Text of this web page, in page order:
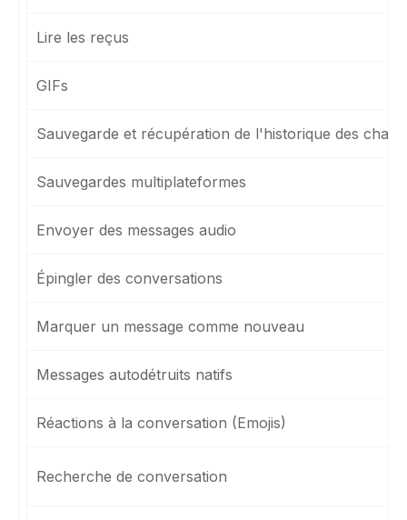
Lire les reçus
GIFs
Sauvegarde et récupération de l'historique des chats
Sauvegardes multiplateformes
Envoyer des messages audio
Épingler des conversations
Marquer un message comme nouveau
Messages autodétruits natifs
Réactions à la conversation (Emojis)
Recherche de conversation